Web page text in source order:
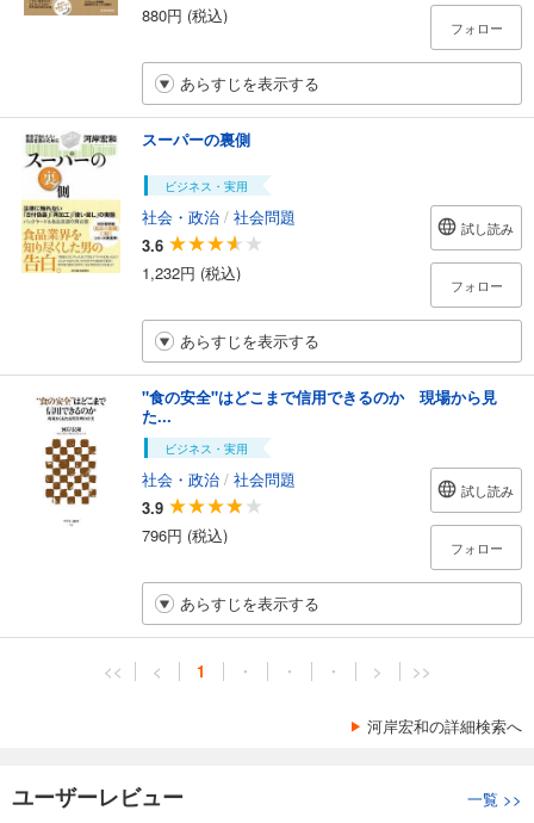
880円 (税込)
フォロー
あらすじを表示する
スーパーの裏側
ビジネス・実用
社会・政治 / 社会問題
3.6
1,232円 (税込)
試し読み
フォロー
あらすじを表示する
"食の安全"はどこまで信用できるのか 現場から見
た...
ビジネス・実用
社会・政治 / 社会問題
3.9
796円 (税込)
試し読み
フォロー
あらすじを表示する
<< < 1 ・ ・ ・ > >>
河岸宏和の詳細検索へ
ユーザーレビュー 一覧 >>